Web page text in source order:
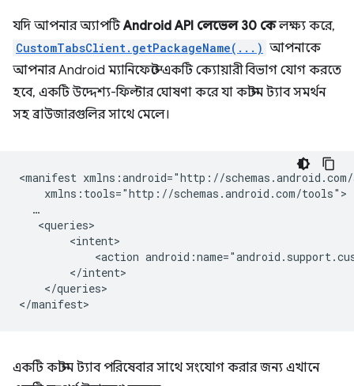
যদি আপনার অ্যাপটিAndroid API লেভেল 30 কেলক্ষ্য করে,
CustomTabsClient.getPackageName(...) আপনাকে
আপনার Android ম্যানিফেস্টে একটি ক্যোয়ারী বিভাগ যোগ করতে
হবে, একটি উদ্দেশ্য-ফিল্টার ঘোষণা করে যা কাস্টম ট্যাব সমর্থন
সহ ব্রাউজারগুলির সাথে মেলে।
<manifest
<action
</queries>
একটি কাস্টম ট্যাব পরিষেবার সাথে সংযোগ করার জন্য এখানে